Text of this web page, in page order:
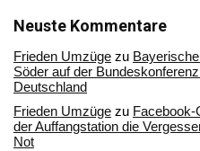
Archiv
Neuste Kommentare
Frieden Umzüge zu
Söder auf der
Deutschland
Frieden Umzüge zu Facebook-
der Auffangstation die
Not